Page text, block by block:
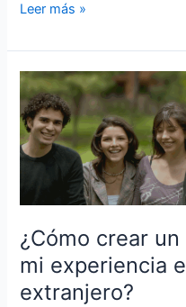
Leer más »
¿Cómo crear
mi experiencia
extranjero?
¿Cómo
crear
un
presupuesto
para
experiencia
estudiando
en
el
extranjero?